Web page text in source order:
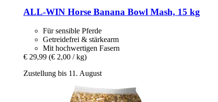
ALL-WIN Horse Banana Bowl Mash, 15 kg
Für sensible Pferde
Getreidefrei & stärkearm
Mit hochwertigen Fasern
€ 29,99 (€ 2,00 / kg)
Zustellung bis 11. August